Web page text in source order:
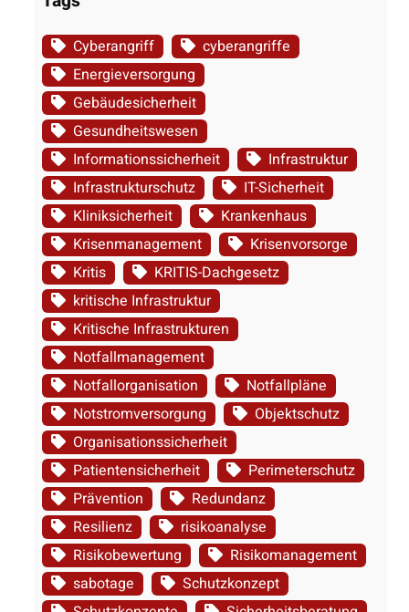
Cyberangriff
cyberangriffe
Energieversorgung
Gebäudesicherheit
Gesundheitswesen
Informationssicherheit
Infrastruktur
Infrastrukturschutz
IT-Sicherheit
Kliniksicherheit
Krankenhaus
Krisenmanagement
Krisenvorsorge
Kritis
KRITIS-Dachgesetz
kritische Infrastruktur
Kritische Infrastrukturen
Notfallmanagement
Notfallorganisation
Notfallpläne
Notstromversorgung
Objektschutz
Organisationssicherheit
Patientensicherheit
Perimeterschutz
Prävention
Redundanz
Resilienz
risikoanalyse
Risikobewertung
Risikomanagement
sabotage
Schutzkonzept